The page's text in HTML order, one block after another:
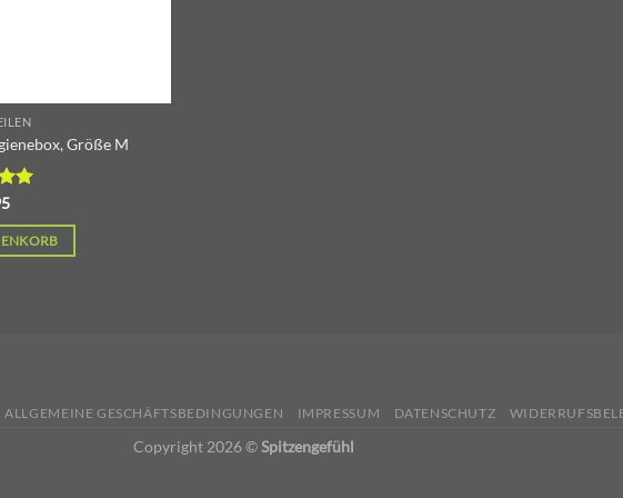
Größe M
ALLGEMEINE GESCHÄFTSBEDINGUNGEN IMPRESSUM DATENSCHUTZ
Copyright 2026 ©Spitzengefühl